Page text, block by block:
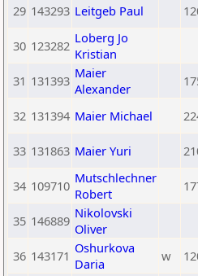
29 143293 Leitgeb Paul
30 123282 Loberg Jo
Kristian
31 131393 Maier
Alexander
32 131394 Maier Michael
33 131863 Maier Yuri
34 109710 Mutschlechner
Robert
35 146889 Nikolovski
Oliver
36 143171 Oshurkova
Daria
w